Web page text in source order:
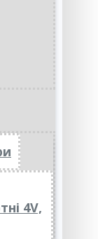
4V,